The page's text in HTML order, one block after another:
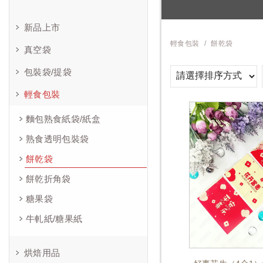
新品上市
真空袋
包裝袋/提袋
輕食包裝
麵包熟食紙袋/紙盒
熟食透明包裝袋
餅乾袋
餅乾折角袋
糖果袋
牛軋紙/糖果紙
烘焙用品
輕食包裝 餅乾袋